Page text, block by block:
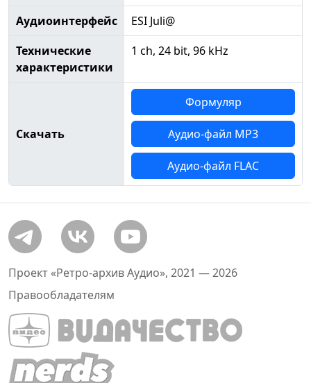
Аудиоинтерфейс
ESI Juli@
Технические
характеристики
1 ch, 24 bit, 96 kHz
Скачать
Формуляр
Аудио-файл MP3
Аудио-файл FLAC
Проект «Ретро-архив Аудио», 2021 — 2026
Правообладателям